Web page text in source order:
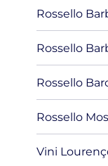
Rossello
Rossello
Rossello
Rossello
Vini